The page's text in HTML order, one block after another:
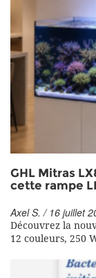
GHL Mitras
cette rampe
Axel S. / 16 juillet
Découvrez la
12 couleurs, 250